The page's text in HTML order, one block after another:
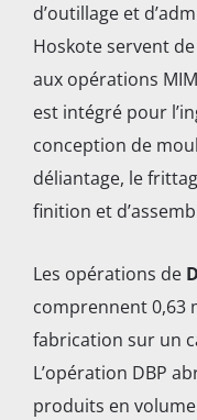
d’outillage et
Hoskote servent
aux opérations
est intégré pour
conception de
déliantage, le
finition et
Les opérations de
comprennent 0,63
fabrication sur un
L’opération DBP
produits en